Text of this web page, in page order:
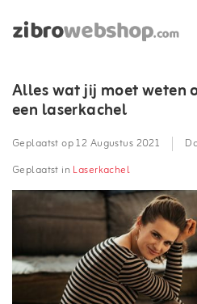
Alles wat jij moet weten
een laserkachel
Geplaatst op12 Augustus 2021
Geplaatst inLaserkachel